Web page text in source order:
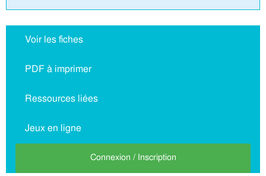
Voir les fiches
PDF à imprimer
Ressources liées
Jeux en ligne
Connexion / Inscription